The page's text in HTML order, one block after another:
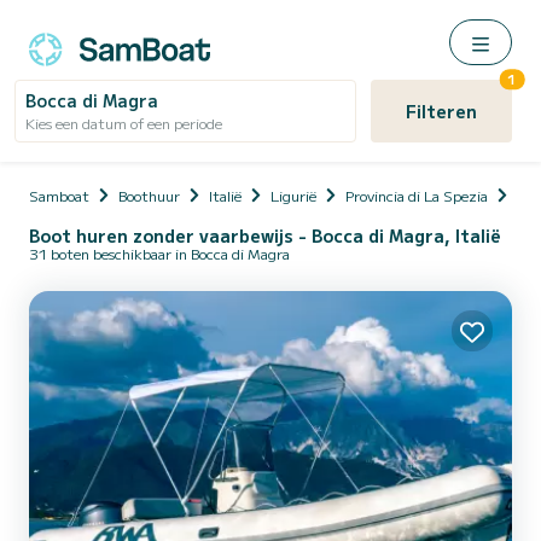
Bocca di Magra
Kies een datum of een periode Filteren
1
Samboat Boothuur Italië Ligurië Provincia di La Spezia
Boot huren zonder vaarbewijs - Bocca di Magra, Italië
31 boten beschikbaar in Bocca di Magra